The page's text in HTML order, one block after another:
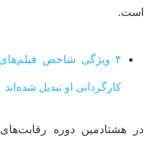
است.
۴ ویژگی شاخص
کارگردانی او تبدیل شده‌اند
در هشتادمین دوره